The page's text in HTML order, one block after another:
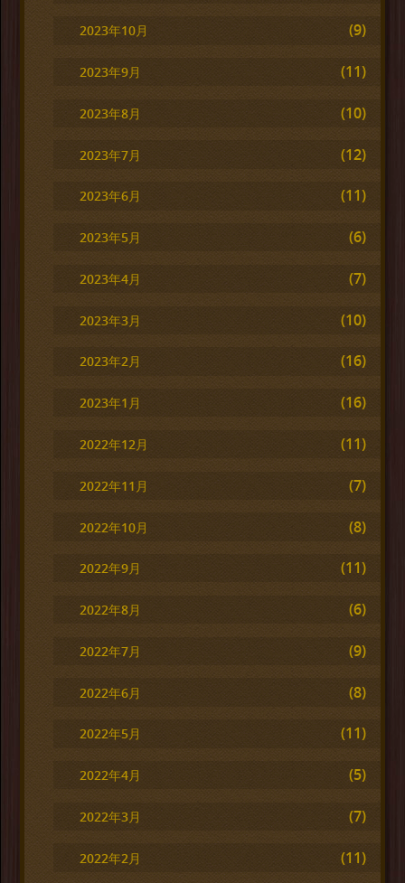
2023年10月 (9)
2023年9月 (11)
2023年8月 (10)
2023年7月 (12)
2023年6月 (11)
2023年5月 (6)
2023年4月 (7)
2023年3月 (10)
2023年2月 (16)
2023年1月 (16)
2022年12月 (11)
2022年11月 (7)
2022年10月 (8)
2022年9月 (11)
2022年8月 (6)
2022年7月 (9)
2022年6月 (8)
2022年5月 (11)
2022年4月 (5)
2022年3月 (7)
2022年2月 (11)